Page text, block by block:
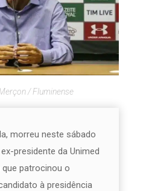
/ Fluminense
morreu neste sábado
presidente da Unimed
patrocinou o
à presidência